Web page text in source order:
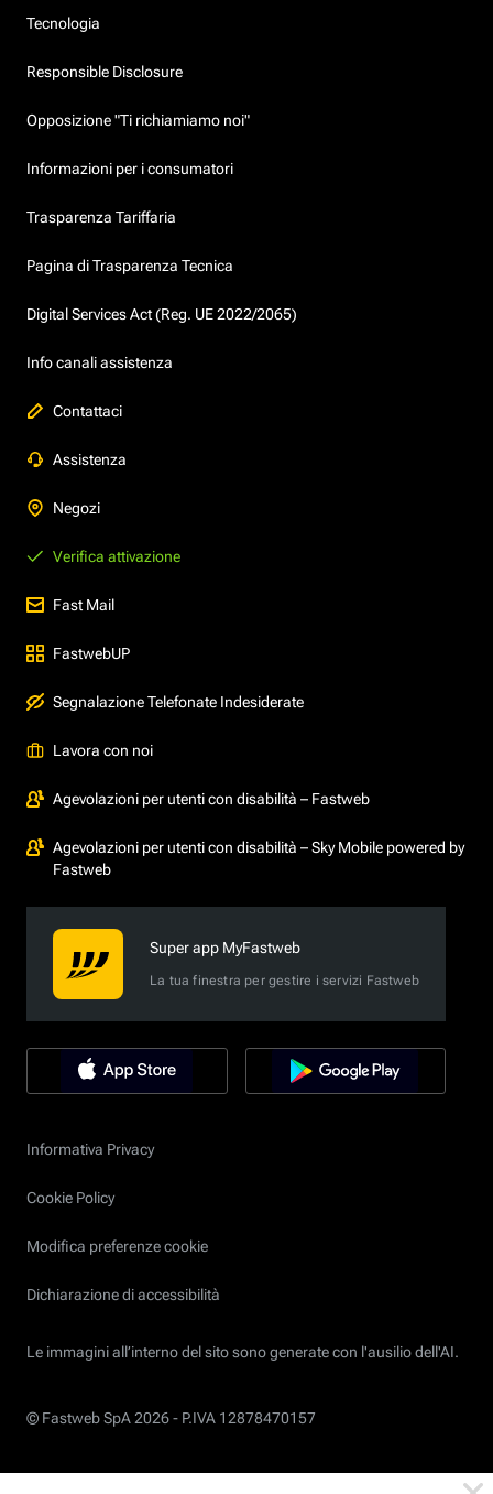
Tecnologia
Responsible Disclosure
Opposizione "Ti richiamiamo noi"
Informazioni per i consumatori
Trasparenza Tariffaria
Pagina di Trasparenza Tecnica
Digital Services Act (Reg. UE 2022/2065)
Info canali assistenza
Contattaci
Assistenza
Negozi
Verifica attivazione
Fast Mail
FastwebUP
Segnalazione Telefonate Indesiderate
Lavora con noi
Agevolazioni per utenti con disabilità – Fastweb
Agevolazioni per utenti con disabilità – Sky Mobile powered by
Fastweb
Super app MyFastweb
La tua finestra per gestire i servizi Fastweb
Informativa Privacy
Cookie Policy
Modifica preferenze cookie
Dichiarazione di accessibilità
Le immagini all’interno del sito sono generate con l'ausilio dell'AI.
© Fastweb SpA 2026 - P.IVA 12878470157